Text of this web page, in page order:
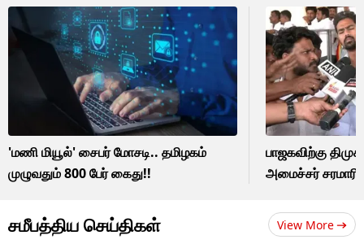
'மணி மியூல்' சைபர் மோசடி.. தமிழகம்
முழுவதும் 800 பேர் கைது!!
பாஜகவிற்கு
அமைச்சர் சரமாரி
சமீபத்திய செய்திகள் View More